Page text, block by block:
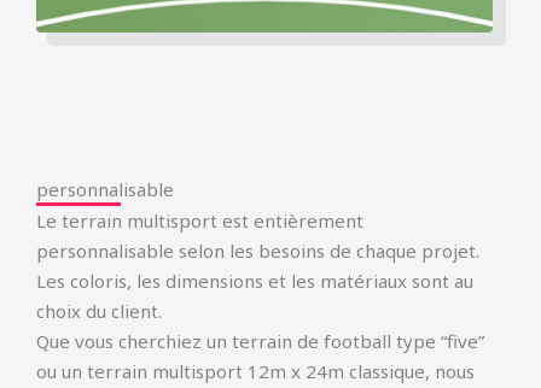
personnalisable
Le terrain multisport est entièrement
personnalisable selon les besoins de chaque projet.
Les coloris, les dimensions et les matériaux sont au
choix du client.
Que vous cherchiez un terrain de football type “five”
ou un terrain multisport 12m x 24m classique, nous